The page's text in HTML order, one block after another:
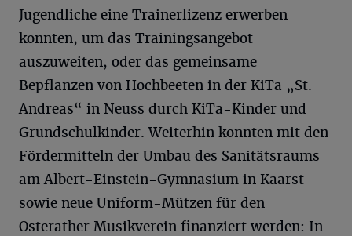
Jugendliche eine Trainerlizenz erwerben
konnten, um das Trainingsangebot
auszuweiten, oder das gemeinsame
Bepflanzen von Hochbeeten in der KiTa „St.
Andreas“ in Neuss durch KiTa-Kinder und
Grundschulkinder. Weiterhin konnten mit den
Fördermitteln der Umbau des Sanitätsraums
am Albert-Einstein-Gymnasium in Kaarst
sowie neue Uniform-Mützen für den
Osterather Musikverein finanziert werden: In